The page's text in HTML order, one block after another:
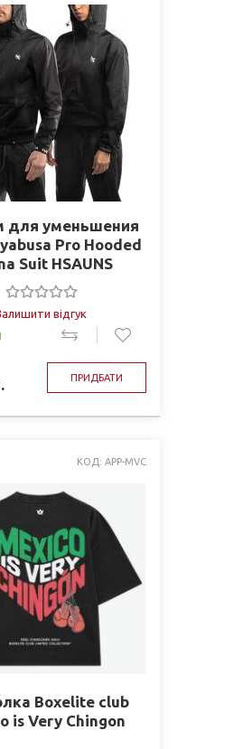
для уменьшения
Pro Hooded
Suit HSAUNS
відгук
ПРИДБАТИ
КОД: APP-MVC
Boxelite club
is Very Chingon